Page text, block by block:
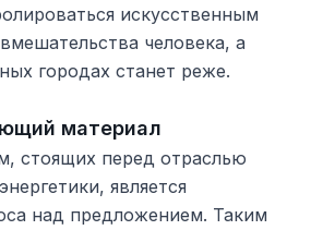
искусственным
человека, а
городах станет реже.
материал
стоящих перед отраслью
является
над предложением. Таким